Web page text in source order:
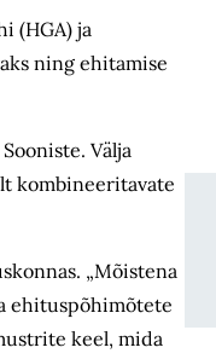
(HGA) ja
ning ehitamise
Välja
kombineeritavate
„Mõistena
ehitus­põhimõtete
keel, mida